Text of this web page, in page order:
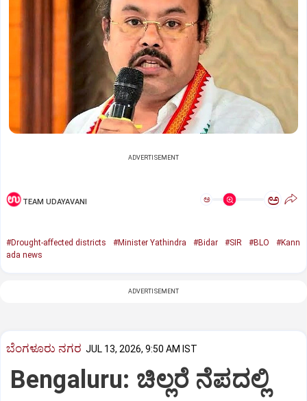
ADVERTISEMENT
TEAM UDAYAVANI ಅ ಅ
#Drought-affected districts #Minister Yathindra #Bidar #SIR #BLO
#Kann
ada news
ADVERTISEMENT
ಬೆಂಗಳೂರು ನಗರ JUL 13, 2026, 9:50 AM IST
Bengaluru: ಚಿಲ್ಲರೆ ನೆಪದಲ್ಲಿ